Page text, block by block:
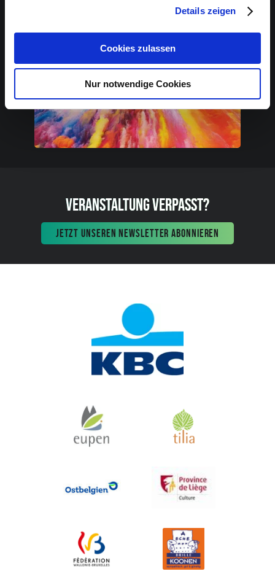
Details zeigen
Cookies zulassen
Nur notwendige Cookies
VERANSTALTUNG VERPASST?
JETZT UNSEREN NEWSLETTER ABONNIEREN